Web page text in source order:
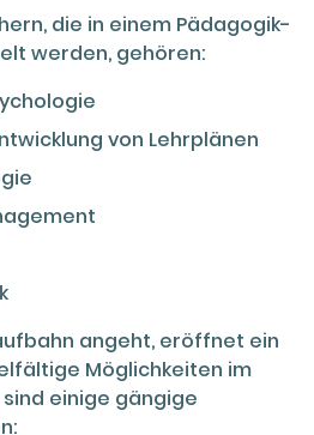
die in einem Pädagogik-
werden, gehören:
von Lehrplänen
angeht, eröffnet ein
Möglichkeiten im
einige gängige